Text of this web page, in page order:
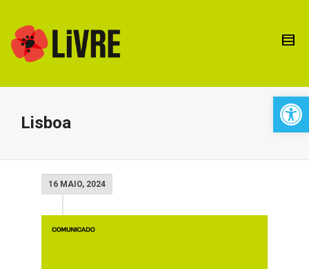
Lisboa
16 MAIO, 2024